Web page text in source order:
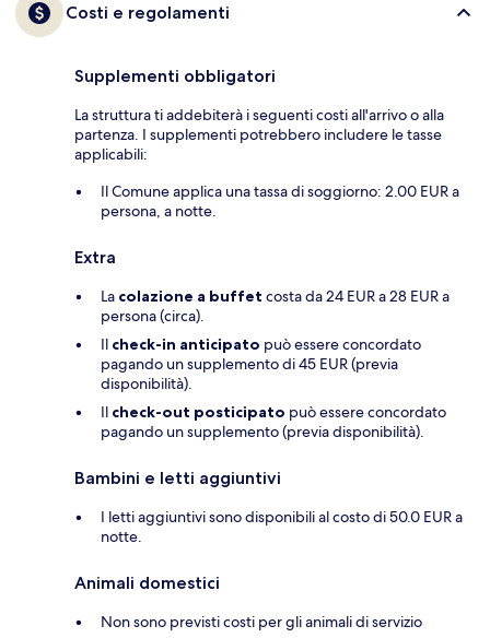
Costi e regolamenti
Supplementi obbligatori
La struttura ti addebiterà i seguenti costi all'arrivo o alla
partenza. I supplementi potrebbero includere le tasse
applicabili:
Il Comune applica una tassa di soggiorno: 2.00 EUR a
persona, a notte.
Extra
La colazione a buffet costa da 24 EUR a 28 EUR a
persona (circa).
Il check-in anticipato può essere concordato
pagando un supplemento di 45 EUR (previa
disponibilità).
Il check-out posticipato può essere concordato
pagando un supplemento (previa disponibilità).
Bambini e letti aggiuntivi
I letti aggiuntivi sono disponibili al costo di 50.0 EUR a
notte.
Animali domestici
Non sono previsti costi per gli animali di servizio